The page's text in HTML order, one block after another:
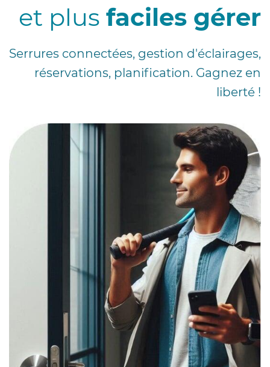
et plus faciles gérer
Serrures connectées, gestion d'éclairages,
réservations, planification. Gagnez en
liberté !